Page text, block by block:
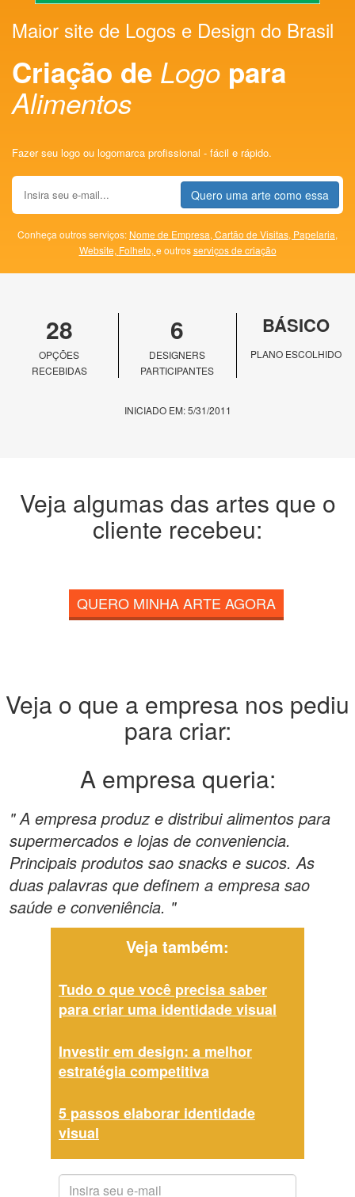
Maior site de Logos e Design do Brasil
Criação de Logo para
Alimentos
Fazer seu logo ou logomarca profissional - fácil e rápido.
Quero uma arte como essa
Conheça outros serviços: Nome de Empresa, Cartão de Visitas, Papelaria,
Website, Folheto, e outrosserviços de criação
28
OPÇÕES
RECEBIDAS
6
DESIGNERS
PARTICIPANTES
BÁSICO
PLANO ESCOLHIDO
INICIADO EM: 5/31/2011
Veja algumas das artes que o
cliente recebeu:
QUERO MINHA ARTE AGORA
Veja o que a empresa nos pediu
para criar:
A empresa queria:
" A empresa produz e distribui alimentos para
supermercados e lojas de conveniencia.
Principais produtos sao snacks e sucos. As
duas palavras que definem a empresa sao
saúde e conveniência. "
Veja também:
Tudo o que você precisa saber
para criar uma identidade visual
Investir em design: a melhor
estratégia competitiva
5 passos elaborar identidade
visual